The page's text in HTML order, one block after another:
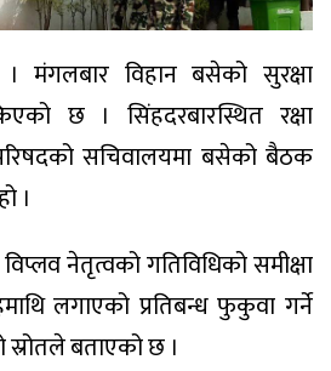
मंगलबार विहान बसेको सुरक्षा
छ । सिंहदरबारस्थित रक्षा
परिषदको सचिवालयमा बसेको बैठक
।
नेतृत्वको गतिविधिको समीक्षा
लगाएको प्रतिबन्ध फुकुवा गर्ने
बताएको छ ।